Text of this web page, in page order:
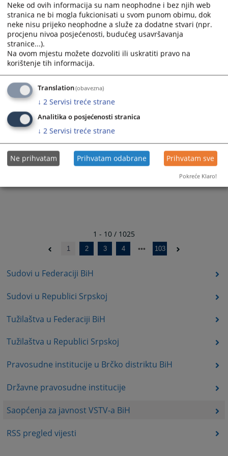
Sudovi u Federaciji BiH
Sudovi u Republici Srpskoj
Tužilaštva u Federaciji BiH
Tužilaštva u Republici Srpskoj
Pravosudne institucije u Brčko distriktu BiH
Državne pravosudne institucije
Saopćenja za javnost VSTV-a BiH
RSS pregled vijesti
29.01.2020.
najstarijih predmeta.
22.01.2020.
Program početne obuke i program stručnog usavršavanja
za 2020. godinu kreiran i sačinjen od Centra za edukaciju
sudija i tužilaca u Federaciji BiH.
22.01.2020.
Program stručnog usavršavanja i početne obuke za 2020.
godinu kreiran od strane Centra za edukaciju sudija i javnih
tužilaca u Republici Srpskoj
1 - 10 / 1025
1 2 3 4 103
Neke od ovih informacija su nam neophodne i bez njih web
stranica ne bi mogla fukcionisati u svom punom obimu, dok
neke nisu prijeko neophodne a služe za dodatne stvari (npr.
procjenu nivoa posjećenosti, budućeg usavršavanja
stranice...).
Na ovom mjestu možete dozvoliti ili uskratiti pravo na
korištenje tih informacija.
Translation(obavezna)
↓ 2 Servisi treće strane
Analitika o posjećenosti stranica
↓ 2 Servisi treće strane
Ne prihvatam Prihvatam odabrane Prihvatam sve
Pokreće Klaro!